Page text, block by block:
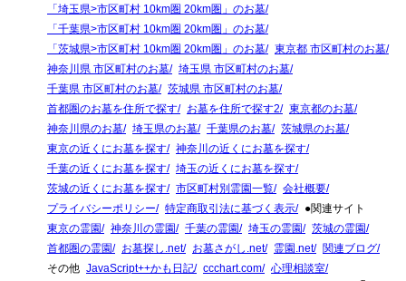
「埼玉県>市区町村 10km圏 20km圏」のお墓
「千葉県>市区町村 10km圏 20km圏」のお墓
「茨城県>市区町村 10km圏 20km圏」のお墓
東京都 市区町村のお墓
神奈川県 市区町村のお墓
埼玉県 市区町村のお墓
千葉県 市区町村のお墓
茨城県 市区町村のお墓
首都圏のお墓を住所で探す
お墓を住所で探す2
東京都のお墓
神奈川県のお墓
埼玉県のお墓 千葉県のお墓
茨城県のお墓
東京の近くにお墓を探す
神奈川の近くにお墓を探す
千葉の近くにお墓を探す
埼玉の近くにお墓を探す
茨城の近くにお墓を探す
市区町村別霊園一覧
会社概要
プライバシーポリシー
特定商取引法に基づく表示
●関連サイト
東京の霊園
神奈川の霊園 千葉の霊園 埼玉の霊園
茨城の霊園
首都圏の霊園
お墓探し.net お墓さがし.net 霊園.net
関連ブログ
その他 JavaScript++かも日記 ccchart.com 心理相談室